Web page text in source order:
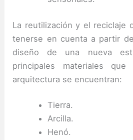
La reutilización y el reciclaje
tenerse en cuenta a partir
diseño de una nueva
principales materiales
arquitectura se encuentran:
Tierra.
Arcilla.
Henó.